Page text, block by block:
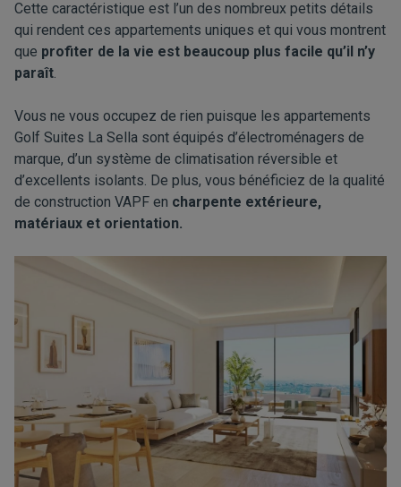
Cette caractéristique est l’un des nombreux petits détails
qui rendent ces appartements uniques et qui vous montrent
que profiter de la vie est beaucoup plus facile qu’il n’y
paraît.
Vous ne vous occupez de rien puisque les appartements
Golf Suites La Sella sont équipés d’électroménagers de
marque, d’un système de climatisation réversible et
d’excellents isolants. De plus, vous bénéficiez de la qualité
de construction VAPF en charpente extérieure,
matériaux et orientation.